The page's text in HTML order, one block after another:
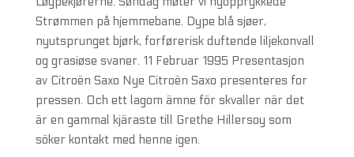
Strømmen på hjemmebane. Dype blå sjøer,
nyutsprunget bjørk, forførerisk duftende liljekonvall
og grasiøse svaner. 11 Februar 1995 Presentasjon
av Citroën Saxo Nye Citroën Saxo presenteres for
pressen. Och ett lagom ämne för skvaller när det
är en gammal kjäraste till Grethe Hillersoy som
söker kontakt med henne igen.